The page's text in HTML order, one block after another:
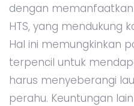
dengan memanfaatkan
HTS, yang mendukung
Hal ini memungkinkan
terpencil untuk
harus menyeberangi
perahu. Keuntungan